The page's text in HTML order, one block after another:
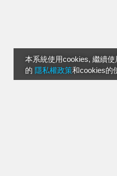
本系統使用cookies, 繼續
的 隱私權政策和cookies的